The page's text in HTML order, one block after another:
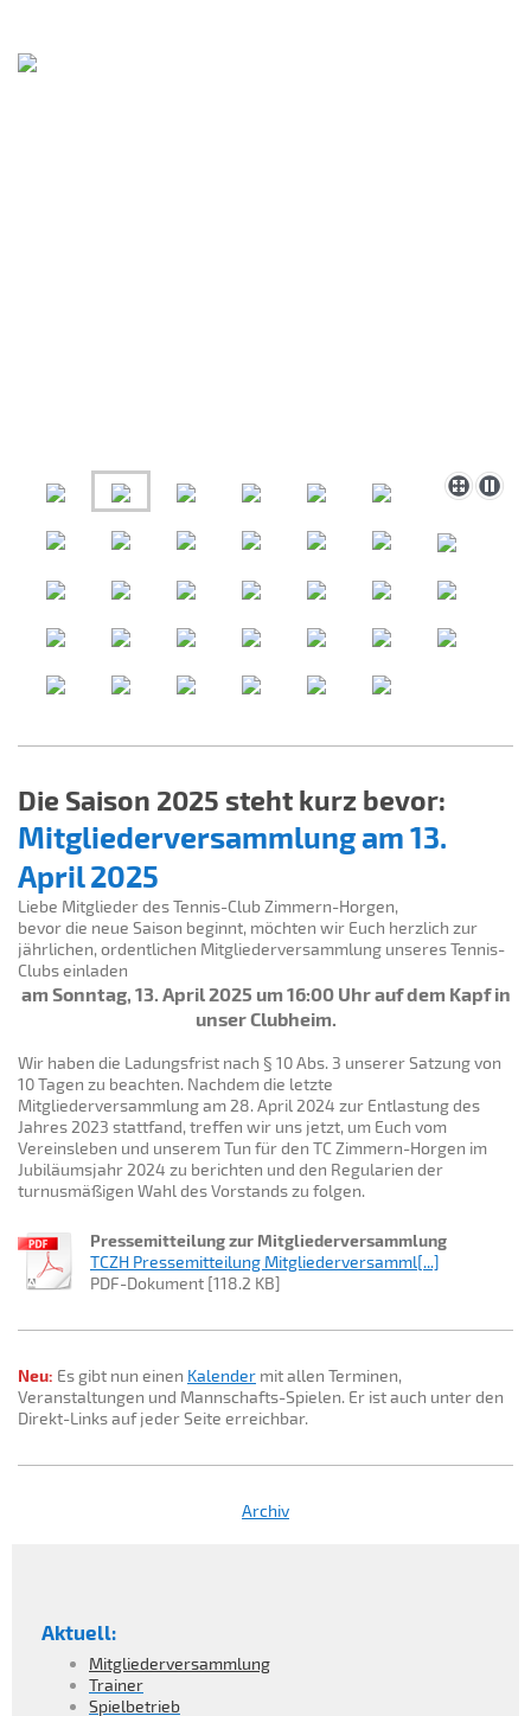
Die Saison 2025 steht kurz bevor:
Mitgliederversammlung am 13.
April 2025
Liebe Mitglieder des Tennis-Club Zimmern-Horgen,
bevor die neue Saison beginnt, möchten wir Euch herzlich zur
jährlichen, ordentlichen Mitgliederversammlung unseres Tennis-
Clubs einladen
am Sonntag, 13. April 2025 um 16:00 Uhr auf dem Kapf in
unser Clubheim.
Wir haben die Ladungsfrist nach § 10 Abs. 3 unserer Satzung von
10 Tagen zu beachten. Nachdem die letzte
Mitgliederversammlung am 28. April 2024 zur Entlastung des
Jahres 2023 stattfand, treffen wir uns jetzt, um Euch vom
Vereinsleben und unserem Tun für den TC Zimmern-Horgen im
Jubiläumsjahr 2024 zu berichten und den Regularien der
turnusmäßigen Wahl des Vorstands zu folgen.
Pressemitteilung zur Mitgliederversammlung
TCZH Pressemitteilung Mitgliederversamml[...]
PDF-Dokument [118.2 KB]
Neu: Es gibt nun einen Kalender mit allen Terminen,
Veranstaltungen und Mannschafts-Spielen. Er ist auch unter den
Direkt-Links auf jeder Seite erreichbar.
Archiv
Aktuell:
Mitgliederversammlung
Trainer
Spielbetrieb